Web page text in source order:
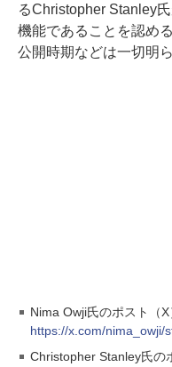
るChristopher Stanley
機能であることを認め
公開時期などは一切明
Nima Owji氏のポスト（X
https://x.com/nima_owji/
Christopher Stanley氏の